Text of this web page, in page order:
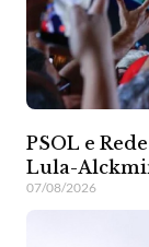
PSOL e
Lula-
07/08/2026